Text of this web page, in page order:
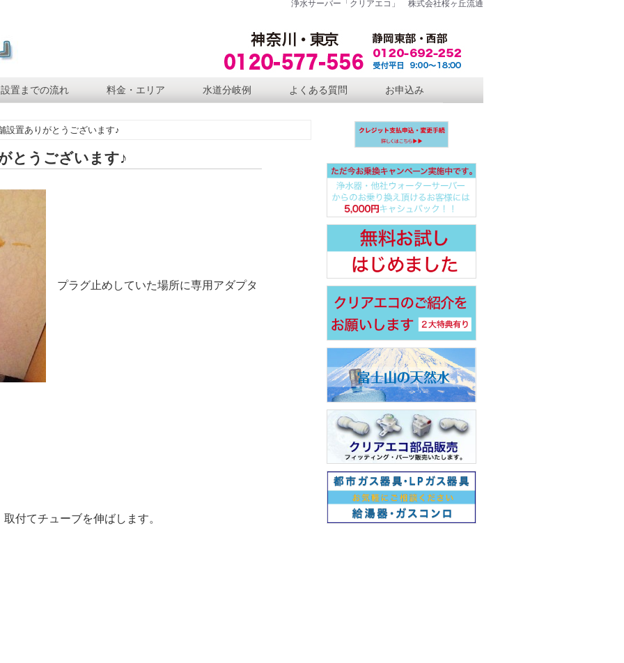
浄水サーバー「クリアエコ」 株式会社桜ヶ丘流通
設置までの流れ 料金・エリア 水道分岐例 よくある質問 お申込み
設置ありがとうございます♪
とうございます♪
プラグ止めしていた場所に専用アダプタ
付てチューブを伸ばします。